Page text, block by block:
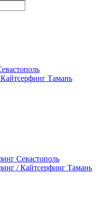
Тамань
Севастополь
/ Кайтсерфинг Тамань